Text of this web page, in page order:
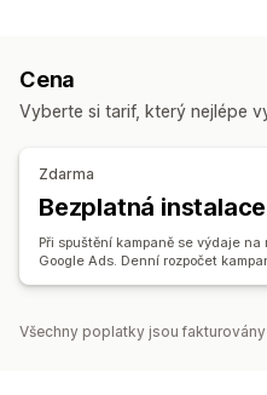
Řízení objednávek
Synchronizace skladových
Vlastní cílové skupiny
Cílení pomocí AI Opětovné
Optimalizace pomocí AI
Šablony
Videoreklamy
Sledování výkonnosti
Cena
Vyberte si tarif, který nejlépe
Zdarma
Bezplatná instalace
Při spuštění kampaně se výdaje
Google Ads. Denní rozpočet
Všechny poplatky jsou fakturovány